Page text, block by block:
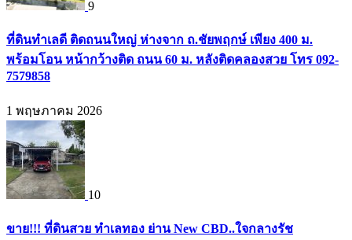
9
ที่ดินทำเลดี ติดถนนใหญ่ ห่างจาก ถ.ชัยพฤกษ์ เพียง 400 ม.
พร้อมโอน หน้ากว้างติด ถนน 60 ม. หลังติดคลองสวย โทร 092-
7579858
1 พฤษภาคม 2026
10
ขาย!!! ที่ดินสวย ทำเลทอง ย่าน New CBD..ใจกลางรัช